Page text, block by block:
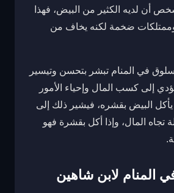
أن لديه الكثير من البيض، فهذا
وممتلكات ضخمة لكنه يخاف من
في المنام تبشر بتحسن وتيسير
إلى كسب المال وإحياء الأمور
يأكل البيض بقشره، فيشير ذلك إلى
المال، وإذا أكل بقشرة فهو
المنام لابن شاهين